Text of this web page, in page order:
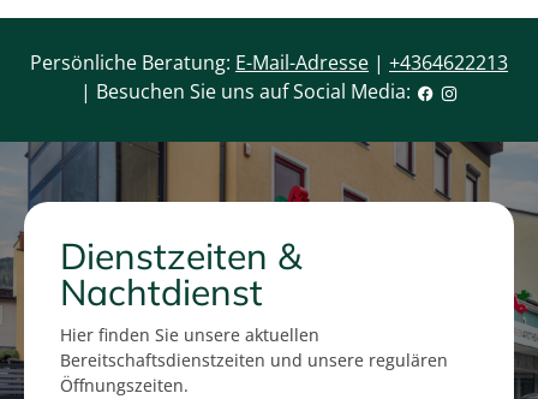
Persönliche Beratung: E-Mail-Adresse | +4364622213
| Besuchen Sie uns auf Social Media:
Dienstzeiten &
Nachtdienst
Hier finden Sie unsere aktuellen
Bereitschaftsdienstzeiten und unsere regulären
Öffnungszeiten.